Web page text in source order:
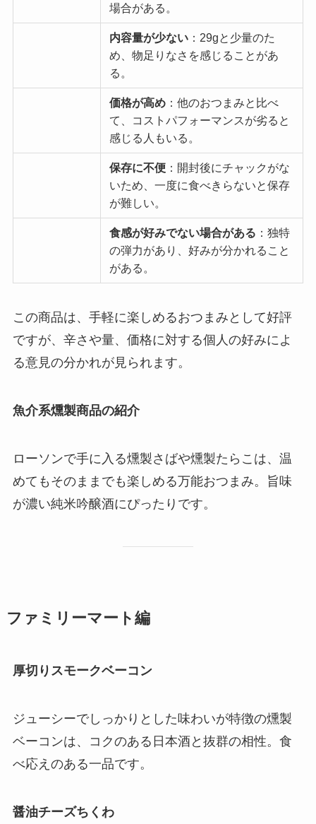
場合がある。
内容量が少ない ：29gと少量のた
め、物足りなさを感じることがあ
る。
価格が高め ：他のおつまみと比べ
て、コストパフォーマンスが劣ると
感じる人もいる。
保存に不便 ：開封後にチャックがな
いため、一度に食べきらないと保存
が難しい。
食感が好みでない場合がある ：独特
の弾力があり、好みが分かれること
がある。
この商品は、手軽に楽しめるおつまみとして好評
ですが、辛さや量、価格に対する個人の好みによ
る意見の分かれが見られます。
魚介系燻製商品の紹介
ローソンで手に入る燻製さばや燻製たらこは、温
めてもそのままでも楽しめる万能おつまみ。旨味
が濃い純米吟醸酒にぴったりです。
ファミリーマート編
厚切りスモークベーコン
ジューシーでしっかりとした味わいが特徴の燻製
ベーコンは、コクのある日本酒と抜群の相性。食
べ応えのある一品です。
醤油チーズちくわ